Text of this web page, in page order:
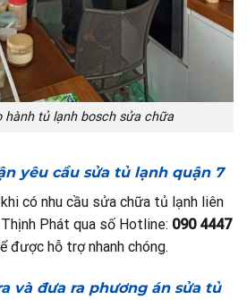
hành tủ lạnh bosch sửa chữa
yêu cầu sửa tủ lạnh quận 7
có nhu cầu sửa chữa tủ lạnh liên
Phát qua số Hotline: 090 4447
được hỗ trợ nhanh chóng.
và đưa ra phương án sửa tủ